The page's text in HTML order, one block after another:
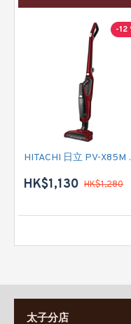
-12
HK$1,130 HK$1,280
太子分店